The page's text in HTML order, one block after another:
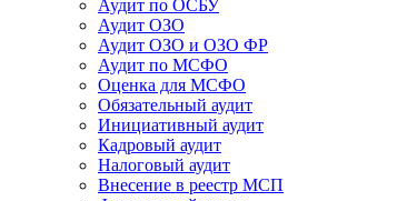
Аудит по ОСБУ
Аудит ОЗО
Аудит ОЗО и ОЗО ФР
Аудит по МСФО
Оценка для МСФО
Обязательный аудит
Инициативный аудит
Кадровый аудит
Налоговый аудит
Внесение в реестр МСП